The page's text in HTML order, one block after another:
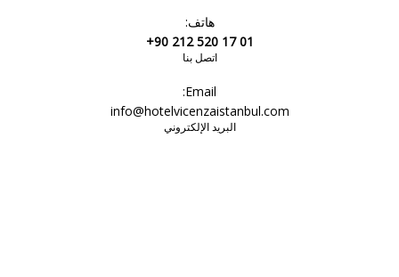
هاتف:
+90 212 520 17 01
اتصل بنا
Email:
info@hotelvicenzaistanbul.com
البريد الإلكتروني